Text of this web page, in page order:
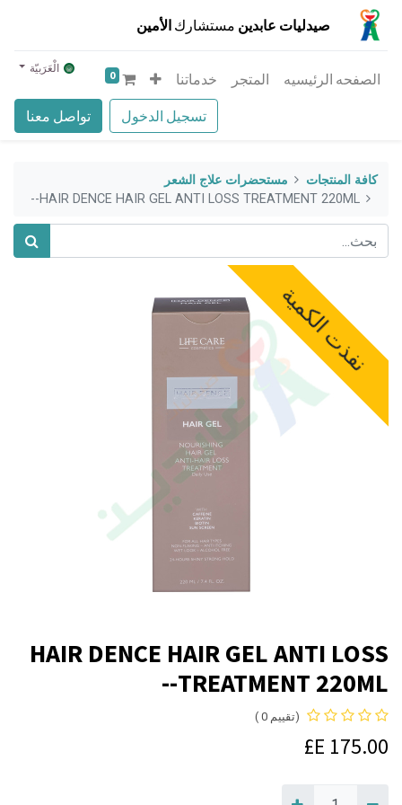
صيدليات عابدين مستشارك الأمين
تسجيل الدخول تواصل معنا
الصفحه الرئيسيه المتجر خدماتنا 0 الْعَرَبيّة
كافة المنتجات
مستحضرات علاج الشعر
HAIR DENCE HAIR GEL ANTI LOSS TREATMENT 220ML--
نفذت الكمية
HAIR DENCE HAIR GEL ANTI LOSS
TREATMENT 220ML--
(تقييم 0 )
175.00